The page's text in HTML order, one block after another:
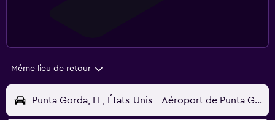
Même lieu de retour
Punta Gorda, FL, États-Unis - Aéroport de Punta Gorda (Charlotte County) (PGD)